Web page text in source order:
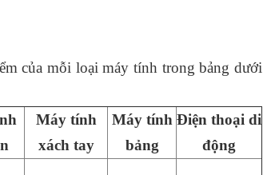
của mỗi loại máy tính trong bảng dưới
Máy tính
xách tay
Máy tính
bảng
Điện thoại di
động